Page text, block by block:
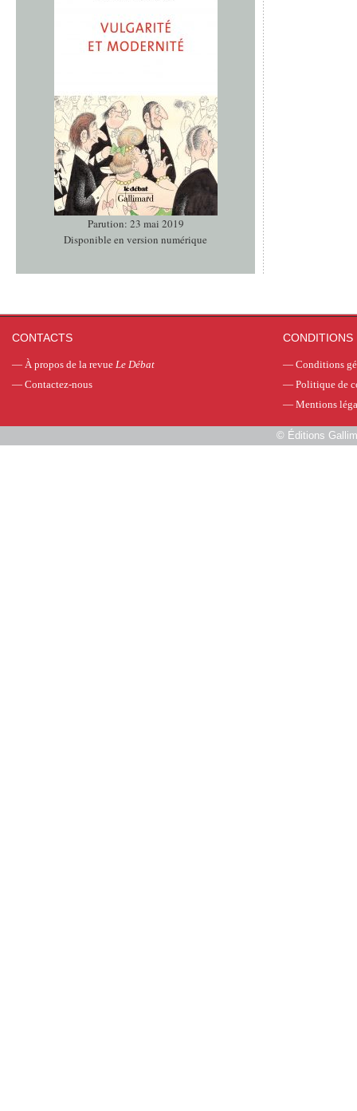
Parution: 23 mai 2019
Disponible en version numérique
CONTACTS
— À propos de la revue Le Débat
— Contactez-nous
CONDITIONS
— Conditions
— Politique de
— Mentions
© Éditions